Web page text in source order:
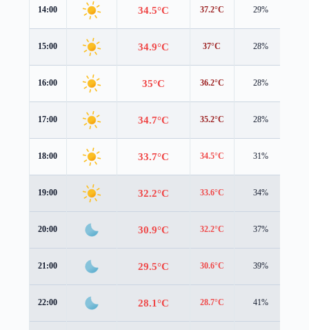
14:00 34.5°C 37.2°C 29%
15:00 34.9°C 37°C 28%
16:00 35°C 36.2°C 28%
17:00 34.7°C 35.2°C 28%
18:00 33.7°C 34.5°C 31%
19:00 32.2°C 33.6°C 34%
20:00 30.9°C 32.2°C 37%
21:00 29.5°C 30.6°C 39%
22:00 28.1°C 28.7°C 41%